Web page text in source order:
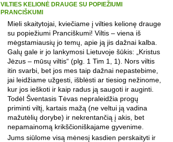
VILTIES KELIONĖ DRAUGE SU POPIEŽIUMI
PRANCIŠKUMI
Mieli skaitytojai, kviečiame į vilties kelionę drauge
su popiežiumi Pranciškumi! Viltis – viena iš
mėgstamiausių jo temų, apie ją jis dažnai kalba.
Galų gale ir jo lankymosi Lietuvoje šūkis: „Kristus
Jėzus – mūsų viltis“ (plg. 1 Tim 1, 1). Nors viltis
itin svarbi, bet jos mes taip dažnai nepastebime,
jai leidžiame užgesti, išblėsti ar tiesiog nežinome,
kur jos ieškoti ir kaip radus ją saugoti ir auginti.
Todėl Šventasis Tėvas nepraleidžia progų
priminti viltį, kartais mažą (ne veltui ją vadina
mažutėlių dorybe) ir nekrentančią į akis, bet
nepamainomą krikščioniškajame gyvenime.
Jums siūlome visą mėnesį kasdien perskaityti ir